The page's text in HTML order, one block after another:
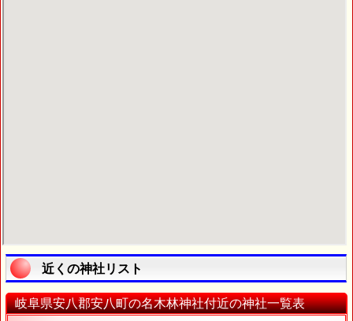
近くの神社リスト
岐阜県安八郡安八町の名木林神社付近の神社一覧表